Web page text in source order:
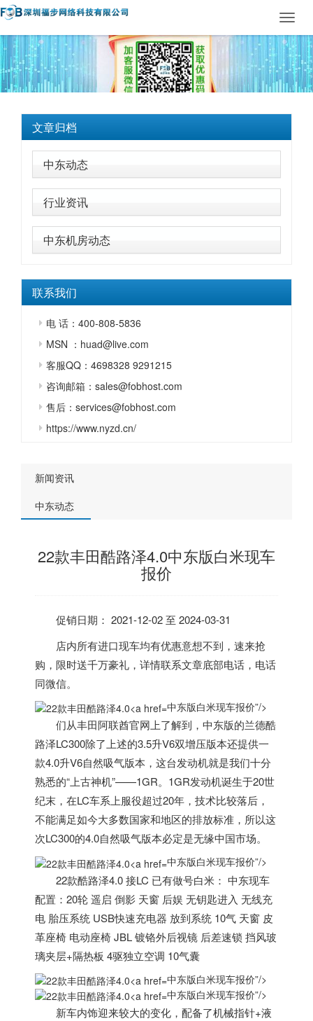
文章归档
中东动态
行业资讯
中东机房动态
联系我们
电 话：400-808-5836
MSN ：huad@live.com
客服QQ：4698328 9291215
咨询邮箱：sales@fobhost.com
售后：services@fobhost.com
https://www.nyzd.cn/
新闻资讯
中东动态
22款丰田酷路泽4.0中东版白米现车
报价
促销日期： 2021-12-02 至 2024-03-31
店内所有进口现车均有优惠意想不到，速来抢
购，限时送千万豪礼，详情联系文章底部电话，电话
同微信。
中东版白米现车报价”/>
们从丰田阿联酋官网上了解到， 中东版的兰德酷
路泽LC300除了上述的3.5升V6双增压版本还提供一
款4.0升V6自然吸气版本，这台发动机就是我们十分
熟悉的“上古神机”——1GR。1GR发动机诞生于20世
纪末，在LC车系上服役超过20年，技术比较落后，
不能满足如今大多数国家和地区的排放标准，所以这
次LC300的4.0自然吸气版本必定是无缘中国市场。
中东版白米现车报价”/>
22款酷路泽4.0 接LC 已有做号白米： 中东现车
配置：20轮 遥启 倒影 天窗 后娱 无钥匙进入 无线充
电 胎压系统 USB快速充电器 放到系统 10气 天窗 皮
革座椅 电动座椅 JBL 镀铬外后视镜 后差速锁 挡风玻
璃夹层+隔热板 4驱独立空调 10气囊
中东版白米现车报价”/>
中东版白米现车报价”/>
新车内饰迎来较大的变化，配备了机械指针+液